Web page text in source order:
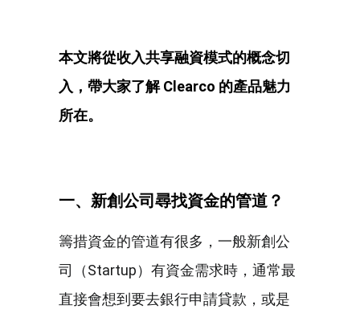
本文將從收入共享融資模式的概念切
入，帶大家了解Clearco 的產品魅力
所在。
一、新創公司尋找資金的管道？
籌措資金的管道有很多，一般新創公
司（Startup）有資金需求時，通常最
直接會想到要去銀行申請貸款，或是